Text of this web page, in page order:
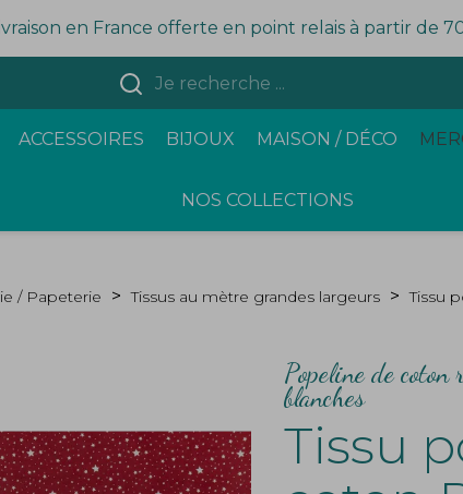
en France offerte en point relais à partir de
ACCESSOIRES BIJOUX MAISON / DÉCO
NOS COLLECTIONS
/ Papeterie Tissus au mètre grandes largeurs Tissu
Popeline de coton
blanches
Tissu